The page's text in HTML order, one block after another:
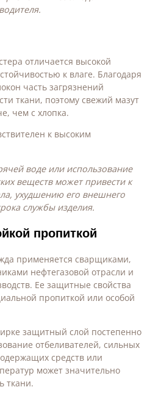
отличается высокой
к влаге. Благодаря
часть загрязнений
ткани, поэтому свежий мазут
чем с хлопка.
к высоким
воде или использование
веществ может привести к
ухудшению его внешнего
службы изделия.
пропиткой
применяется сварщиками,
нефтегазовой отрасли и
Ее защитные свойства
пропиткой или особой
защитный слой постепенно
отбеливателей, сильных
средств или
может значительно
ткани.